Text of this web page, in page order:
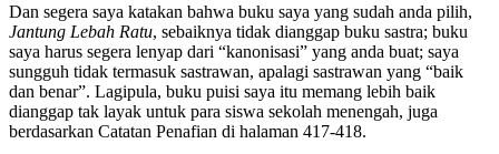
Dan segera saya katakan bahwa buku saya yang sudah anda pilih,
Jantung Lebah Ratu, sebaiknya tidak dianggap buku sastra; buku
saya harus segera lenyap dari “kanonisasi” yang anda buat; saya
sungguh tidak termasuk sastrawan, apalagi sastrawan yang “baik
dan benar”. Lagipula, buku puisi saya itu memang lebih baik
dianggap tak layak untuk para siswa sekolah menengah, juga
berdasarkan Catatan Penafian di halaman 417-418.